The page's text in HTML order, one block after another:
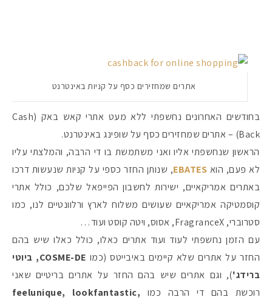
אתרים שמחזירים כסף על קניות באינטרנט
בחודשים האחרונים נחשפתי ללא מעט אתרי קאש באק (Cash
Back) – אתרים שמחזירים כסף על שופינג באינטרנט.
הראשון שנחשפתי אליו ואני משתמשת בו די הרבה, והמלצתי עליו
לא פעם, הוא EBATES, שנותן החזר כספי על קניות שנעשות דרכו
באתרים אמריקאיים, ישירות לחשבון הפייפאל שלכם, כולל אתרי
קוסמטיקה אמריקאיים שעושים משלוח לארץ ורלוונטיים לנו, כמו
סטרוברי, FragranceX, אסוס, ויטה קוסט ועוד…
עם הזמן נחשפתי לעוד ועוד אתרים כאלו, כולל כאלו שיש בהם
החזר על אתרים שלא קיימים באיבייטס (כמו
COSME-DE, ביוטי
ברידג'), וגם אתרים שיש בהם החזר על אתרים בריטיים שאני
רוכשת בהם די הרבה כמו feelunique, lookfantastic,